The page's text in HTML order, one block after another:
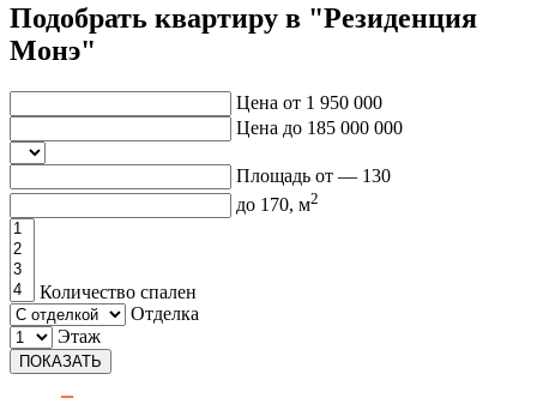
Подобрать квартиру в "Резиденция
Монэ"
Цена от 1 950 000
Цена до 185 000 000
Площадь от — 130
до 170, м2
Количество спален
Отделка
Этаж
ПОКАЗАТЬ